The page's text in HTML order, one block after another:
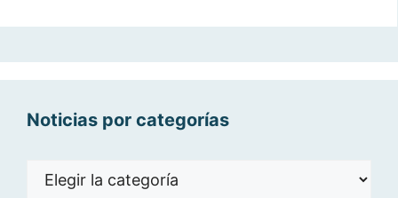
Noticias por categorías
Noticias